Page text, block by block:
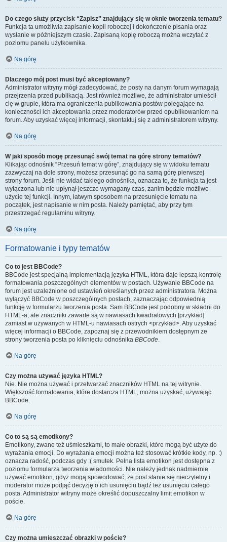
Do czego służy przycisk “Zapisz” znajdujący się w oknie tworzenia tematu?
Funkcja ta umożliwia zapisanie kopii roboczej i dokończenie pisania oraz
wysłanie w późniejszym czasie. Zapisaną kopię roboczą można wczytać z
poziomu panelu użytkownika.
Na górę
Dlaczego mój post musi być akceptowany?
Administrator witryny mógł zadecydować, że posty na danym forum wymagają
przejrzenia przed publikacją. Jest również możliwe, że administrator umieścił
cię w grupie, która ma ograniczenia publikowania postów polegające na
konieczności ich akceptowania przez moderatorów przed opublikowaniem na
forum. Aby uzyskać więcej informacji, skontaktuj się z administratorem witryny.
Na górę
W jaki sposób mogę przesunąć swój temat na górę strony tematów?
Klikając odnośnik “Przesuń temat w górę”, znajdujący się w widoku tematu
zazwyczaj na dole strony, możesz przesunąć go na samą górę pierwszej
strony forum. Jeśli nie widać takiego odnośnika, oznacza to, że funkcja ta jest
wyłączona lub nie upłynął jeszcze wymagany czas, zanim będzie możliwe
użycie tej funkcji. Innym, łatwym sposobem na przesunięcie tematu na
początek, jest napisanie w nim posta. Należy pamiętać, aby przy tym
przestrzegać regulaminu witryny.
Na górę
Formatowanie i typy tematów
Co to jest BBCode?
BBCode jest specjalną implementacją języka HTML, która daje lepszą kontrolę
formatowania poszczególnych elementów w postach. Używanie BBCode na
forum jest uzależnione od ustawień określanych przez administratora. Można
wyłączyć BBCode w poszczególnych postach, zaznaczając odpowiednią
funkcję w formularzu tworzenia posta. Sam BBCode jest podobny w składni do
HTML-a, ale znaczniki zawarte są w nawiasach kwadratowych [przykład]
zamiast w używanych w HTML-u nawiasach ostrych <przykład>. Aby uzyskać
więcej informacji o BBCode, zapoznaj się z przewodnikiem dostępnym ze
strony tworzenia posta po kliknięciu odnośnika BBCode.
Na górę
Czy można używać języka HTML?
Nie. Nie można używać i przetwarzać znaczników HTML na tej witrynie.
Większość formatowania, które dostarcza HTML, można uzyskać, używając
BBCode.
Na górę
Co to są są emotikony?
Emotikony, zwane też uśmieszkami, to małe obrazki, które mogą być użyte do
wyrażania emocji. Do wyrażania emocji można też stosować krótkie kody, np. :)
oznacza radość, podczas gdy :( smutek. Pełna lista emotikon jest dostępna z
poziomu formularza tworzenia wiadomości. Nie należy jednak nadmiernie
używać emotikon, gdyż mogą spowodować, że post stanie się nieczytelny i
moderator może podjąć decyzję o ich usunięciu bądź też usunięciu całego
posta. Administrator witryny może określić dopuszczalny limit emotikon w
poście.
Na górę
Czy można umieszczać obrazki w poście?